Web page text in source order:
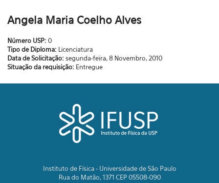
Angela Maria Coelho Alves
Número USP: 0
Tipo de Diploma: Licenciatura
Data de Solicitação: segunda-feira, 8 Novembro, 2010
Situação da requisição: Entregue
Instituto de Física - Universidade de São Paulo
Rua do Matão, 1371 CEP 05508-090